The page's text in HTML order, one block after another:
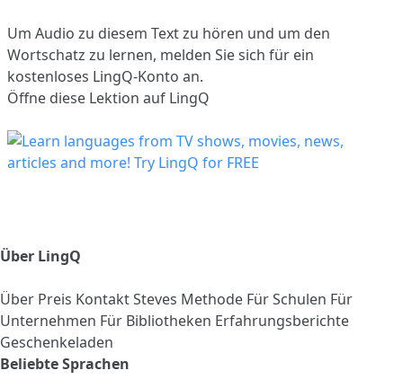
Um Audio zu diesem Text zu hören und um den
Wortschatz zu lernen, melden Sie sich für ein
kostenloses LingQ-Konto an.
Öffne diese Lektion auf LingQ
Über LingQ
Über Preis KontaktSteves Methode Für Schulen Für
Unternehmen Für Bibliotheken Erfahrungsberichte
Geschenkeladen
Beliebte Sprachen